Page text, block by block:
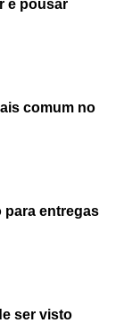
e pousar
comum no
para entregas
ser visto